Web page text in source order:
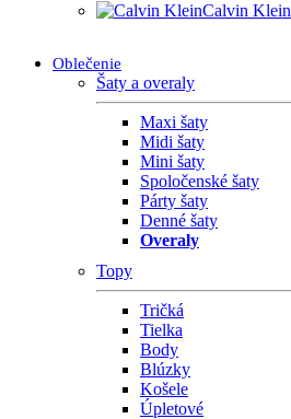
Calvin Klein
Oblečenie
Šaty a overaly
Maxi šaty
Midi šaty
Mini šaty
Spoločenské šaty
Párty šaty
Denné šaty
Overaly
Topy
Tričká
Tielka
Body
Blúzky
Košele
Úpletové